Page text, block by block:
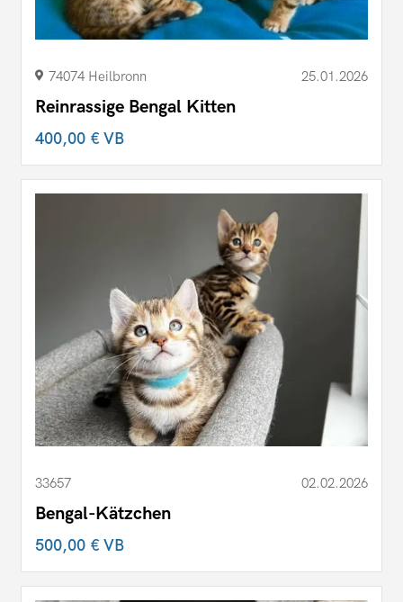
74074 Heilbronn 25.01.2026
Reinrassige Bengal Kitten
400,00 €VB
33657 02.02.2026
Bengal-Kätzchen
500,00 €VB